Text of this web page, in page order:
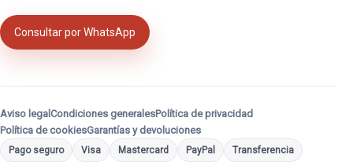
Consultar por WhatsApp
Aviso legal Condiciones generalesPolítica de privacidad
Política de cookiesGarantías y devoluciones
Pago seguro Visa Mastercard PayPal Transferencia